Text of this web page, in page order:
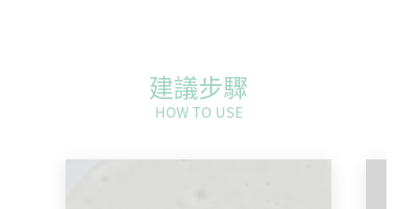
建議步驟
HOW TO USE